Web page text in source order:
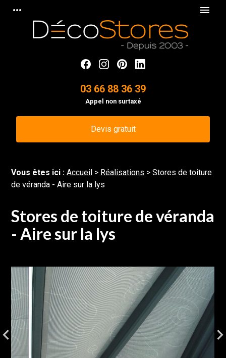
more_horiz menu
03 66 88 36 39
Appel non surtaxé
Devis gratuit
Vous êtes ici :Accueil > Réalisations >Stores de toiture
de véranda - Aire sur la lys
Stores de toiture de véranda
- Aire sur la lys